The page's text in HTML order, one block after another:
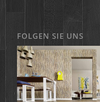
FOLGEN SIE UNS